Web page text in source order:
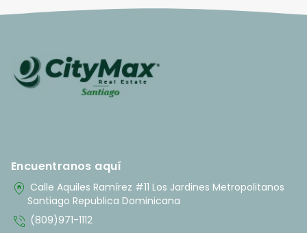
Encuentranos aquí
home_pin Calle Aquiles Ramírez #11 Los Jardines Metropolitanos
Santiago Republica Dominicana
phone_in_talk (809)971-1112